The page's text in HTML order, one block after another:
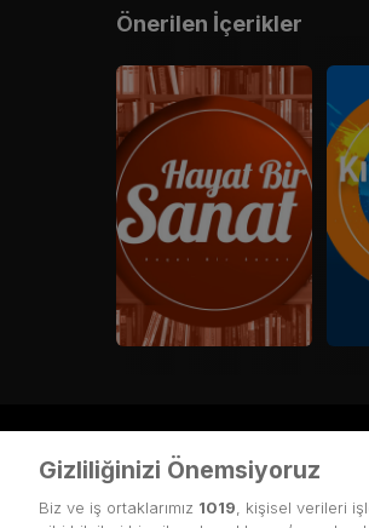
Önerilen İçerikler
Kullanım Koşulları
Gizliliğinizi Önemsiyoruz
Biz ve iş ortaklarımız 1019 , kişisel verileri